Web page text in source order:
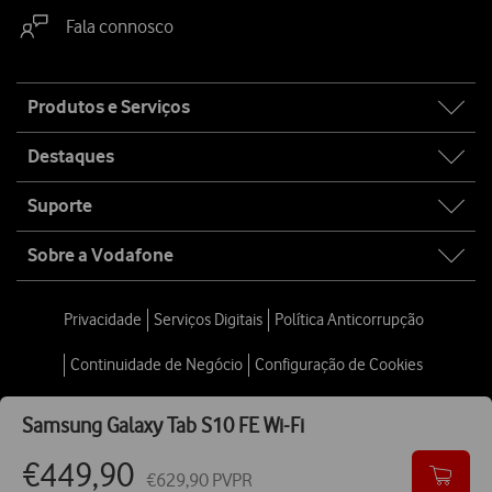
Samsung Galaxy Tab S10 FE Wi-Fi
€449,90 €629,90 PVPR
Fala connosco
map
Produtos e Serviços
Destaques
Suporte
Sobre a Vodafone
Privacidade Serviços Digitais Política Anticorrupção
Continuidade de Negócio Configuração de Cookies